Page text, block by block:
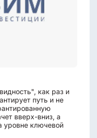
как раз и
путь и не
вверх-вниз, а
уровне ключевой